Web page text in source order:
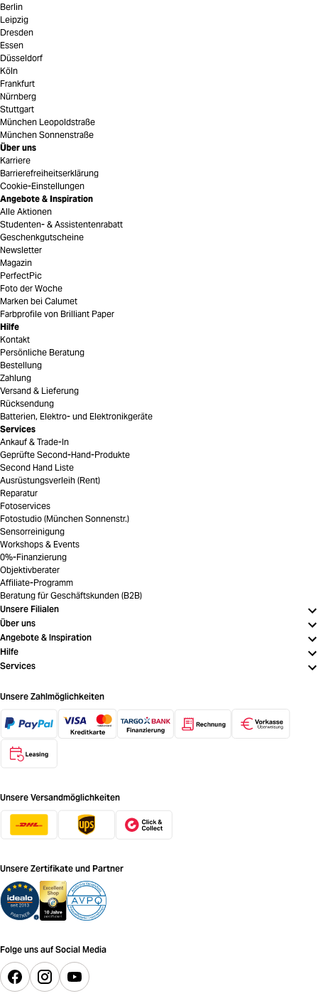
Berlin
Leipzig
Dresden
Essen
Düsseldorf
Köln
Frankfurt
Nürnberg
Stuttgart
München Leopoldstraße
München Sonnenstraße
Über uns
Karriere
Barrierefreiheitserklärung
Cookie-Einstellungen
Angebote & Inspiration
Alle Aktionen
Studenten- & Assistentenrabatt
Geschenkgutscheine
Newsletter
Magazin
PerfectPic
Foto der Woche
Marken bei Calumet
Farbprofile von Brilliant Paper
Hilfe
Kontakt
Persönliche Beratung
Bestellung
Zahlung
Versand & Lieferung
Rücksendung
Batterien, Elektro- und Elektronikgeräte
Services
Ankauf & Trade-In
Geprüfte Second-Hand-Produkte
Second Hand Liste
Ausrüstungsverleih (Rent)
Reparatur
Fotoservices
Fotostudio (München Sonnenstr.)
Sensorreinigung
Workshops & Events
0%-Finanzierung
Objektivberater
Affiliate-Programm
Beratung für Geschäftskunden (B2B)
Unsere Filialen
Über uns
Angebote & Inspiration
Hilfe
Services
Unsere Zahlmöglichkeiten
Unsere Versandmöglichkeiten
Unsere Zertifikate und Partner
Folge uns auf Social Media